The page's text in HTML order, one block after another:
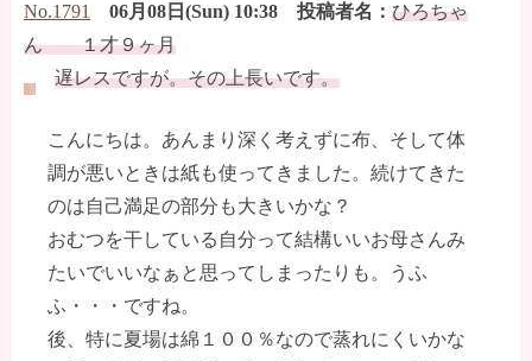
No.1791 06月08日(Sun) 10:38 投稿者名： ひろちゃ
ん １才９ヶ月
遅レスですが。その上長いです。
こんにちは。あんまり深く考えずに布、そして体
調が悪いときは紙も使ってきました。続けてきた
のは自己満足の部分も大きいかな？
おむつを干している自分って結構いいお母さんみ
たいでいいなぁと思ってしまったりも。うふ
ふ・・・ですね。
後、特に夏場は綿１００％なので蒸れにくいかな